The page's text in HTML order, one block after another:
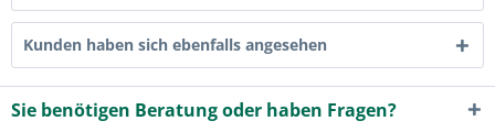
Kunden haben sich ebenfalls angesehen
Sie benötigen Beratung oder haben Fragen?